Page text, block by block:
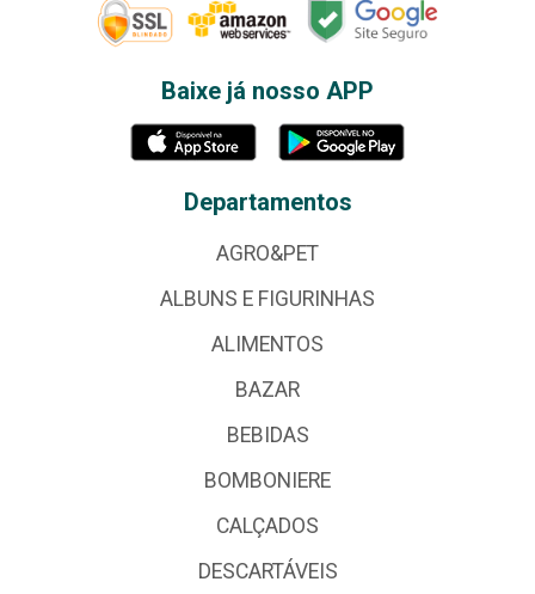
Baixe já nosso APP
Departamentos
AGRO&PET
ALBUNS E FIGURINHAS
ALIMENTOS
BAZAR
BEBIDAS
BOMBONIERE
CALÇADOS
DESCARTÁVEIS